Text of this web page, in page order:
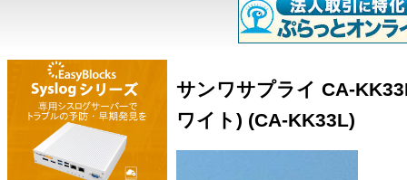
サンワサプライ CA-
ワイト) (CA-KK33L)